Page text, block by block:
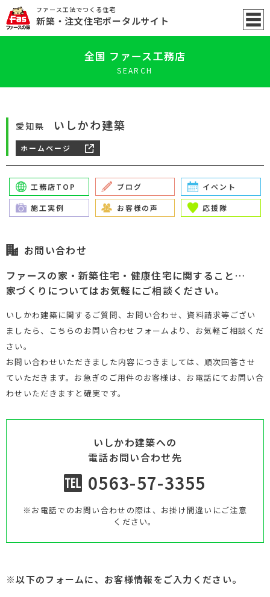
ファース工法でつくる住宅
新築 ・注文住宅ポータルサイト
全国 ファース工務店
SEARCH
愛知県 いしかわ建築
ホームページ
工務店TOP ブログ イベント
施工実例 お客様の声 応援隊
お問い合わせ
ファースの家・新築住宅・健康住宅に関すること…
家づくりについてはお気軽にご相談ください。
いしかわ建築に関するご質問、お問い合わせ、資料請求等ござい
ましたら、こちらのお問い合わせフォームより、お気軽ご相談くだ
さい。
お問い合わせいただきました内容につきましては、順次回答させ
ていただきます。お急ぎのご用件のお客様は、お電話にてお問い合
わせいただきますと確実です。
いしかわ建築への
電話お問い合わせ先
0563-57-3355
※お電話でのお問い合わせの際は、お掛け間違いにご注意
ください。
※以下のフォームに、お客様情報をご入力ください。